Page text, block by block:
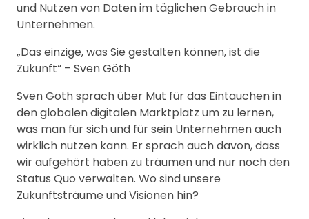
und Nutzen von Daten im täglichen Gebrauch in
Unternehmen.
„Das einzige, was Sie gestalten können, ist die
Zukunft“ – Sven Göth
Sven Göth sprach über Mut für das Eintauchen in
den globalen digitalen Marktplatz um zu lernen,
was man für sich und für sein Unternehmen auch
wirklich nutzen kann. Er sprach auch davon, dass
wir aufgehört haben zu träumen und nur noch den
Status Quo verwalten. Wo sind unsere
Zukunftsträume und Visionen hin?